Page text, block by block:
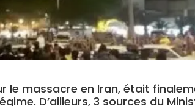
le massacre en Iran, était
D’ailleurs, 3 sources du